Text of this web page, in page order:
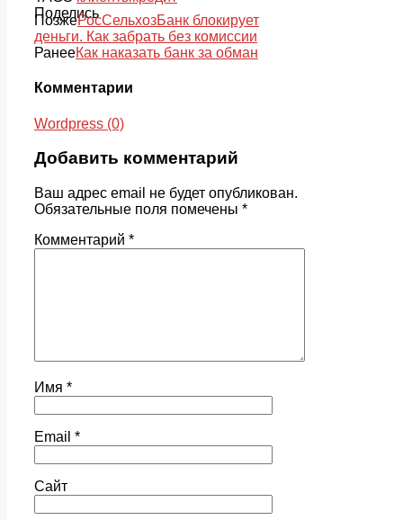
Поделись
ПозжеРосСельхозБанк блокирует
деньги. Как забрать без комиссии
РанееКак наказать банк за обман
Комментарии
Wordpress (0)
Добавить комментарий
Ваш адрес email не будет опубликован.
Обязательные поля помечены *
Комментарий *
Имя *
Email *
Сайт